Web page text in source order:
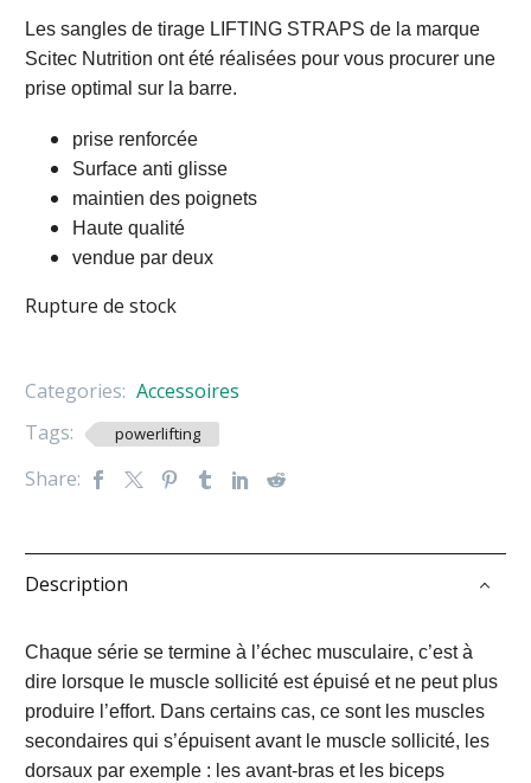
Les sangles de tirage LIFTING STRAPS de la marque
Scitec Nutrition ont été réalisées pour vous procurer une
prise optimal sur la barre.
prise renforcée
Surface anti glisse
maintien des poignets
Haute qualité
vendue par deux
Rupture de stock
Categories: Accessoires
Tags:
powerlifting
Share:
Description
Chaque série se termine à l’échec musculaire, c’est à
dire lorsque le muscle sollicité est épuisé et ne peut plus
produire l’effort. Dans certains cas, ce sont les muscles
secondaires qui s’épuisent avant le muscle sollicité, les
dorsaux par exemple : les avant-bras et les biceps